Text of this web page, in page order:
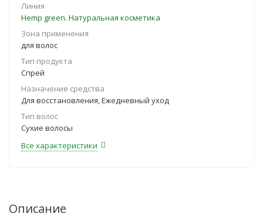
Линия
Hemp green. Натуральная косметика
Зона применения
для волос
Тип продукта
Спрей
Назначение средства
Для восстановления, Ежедневный уход
Тип волос
Сухие волосы
Все характеристики
Описание